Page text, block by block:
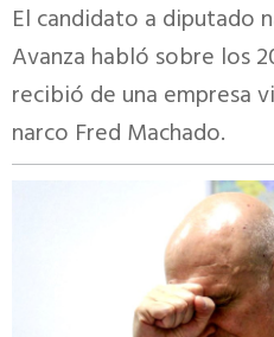
El candidato a diputado
Avanza habló sobre los
recibió de una empresa
narco Fred Machado.